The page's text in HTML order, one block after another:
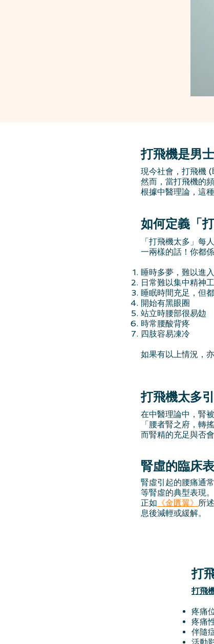
打飛機是男
現今社會，打飛機 (
然而，當打飛機的
根據中醫理論，這
如何定義「
「打飛機太多」每
一兩樣的話！你都
睡時多夢，難以進
日常難以集中精神
睡眠時間充足，但
開始有黑眼圈
站立時腰部很易攰
時常腰酸背疼
四肢容易凍冷
如果有以上情況，
打飛機太多
在中醫理論中，腎
「腰者腎之府，轉
而腎精的充足與否
腎虛的臨床
腎虛引起的腰痛通
等腎虛的典型表現。
正如 《金匱翼》 所
息後減輕或緩解。
打飛
疼痛
疼痛
伴隨
打